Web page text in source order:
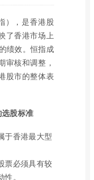
），是香港股
了香港市场上
绩效。恒指成
审核和调整，
股市的整体表
股标准
于香港最大型
票必须具有较
。